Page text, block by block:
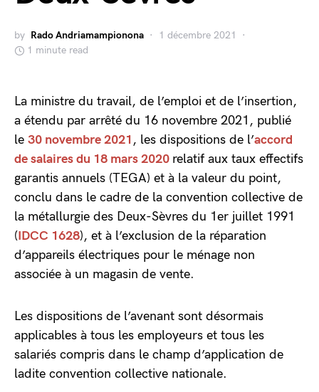
by Rado Andriamampionona
1 décembre 2021
1 minute read
La ministre du travail, de l’emploi et de l’insertion,
a étendu par arrêté du 16 novembre 2021, publié
le 30 novembre 2021, les dispositions de l’accord
de salaires du 18 mars 2020 relatif aux taux effectifs
garantis annuels (TEGA) et à la valeur du point,
conclu dans le cadre de la convention collective de
la métallurgie des Deux-Sèvres du 1er juillet 1991
(IDCC 1628), et à l’exclusion de la réparation
d’appareils électriques pour le ménage non
associée à un magasin de vente.
Les dispositions de l’avenant sont désormais
applicables à tous les employeurs et tous les
salariés compris dans le champ d’application de
ladite convention collective nationale.